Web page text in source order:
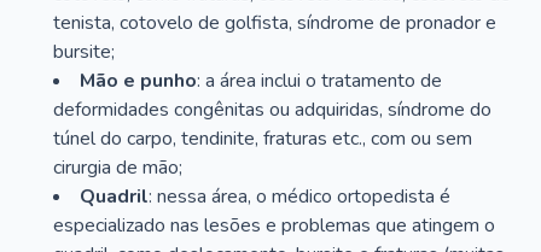
tenista, cotovelo de golfista, síndrome de pronador e
bursite;
Mão e punho: a área inclui o tratamento de
deformidades congênitas ou adquiridas, síndrome do
túnel do carpo, tendinite, fraturas etc., com ou sem
cirurgia de mão;
Quadril: nessa área, o médico ortopedista é
especializado nas lesões e problemas que atingem o